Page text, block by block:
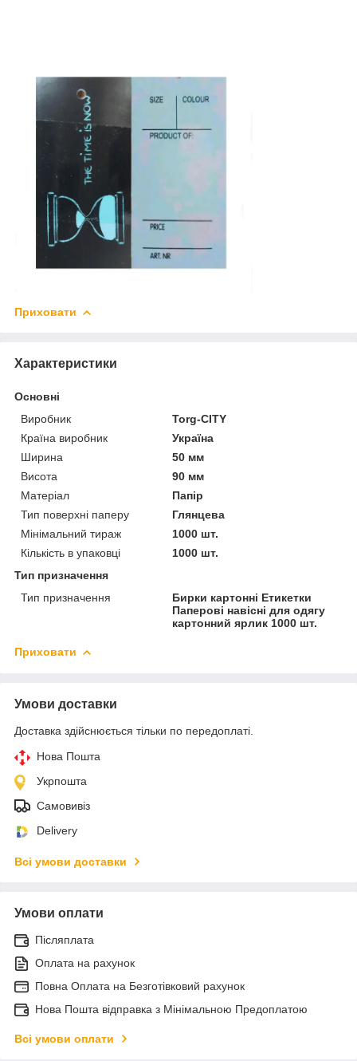
Приховати
Характеристики
Основні
Виробник
Torg-CITY
Країна виробник
Україна
Ширина
50 мм
Висота
90 мм
Матеріал
Папір
Тип поверхні паперу
Глянцева
Мінімальний тираж
1000 шт.
Кількість в упаковці
1000 шт.
Тип призначення
Тип призначення
Бирки картонні Етикетки
Паперові навісні для одягу
картонний ярлик 1000 шт.
Приховати
Умови доставки
Доставка здійснюється тільки по передоплаті.
Нова Пошта
Укрпошта
Самовивіз
Delivery
Всі умови доставки
Умови оплати
Післяплата
Оплата на рахунок
Повна Оплата на Безготівковий рахунок
Нова Пошта відправка з Мінімальною Предоплатою
Всі умови оплати